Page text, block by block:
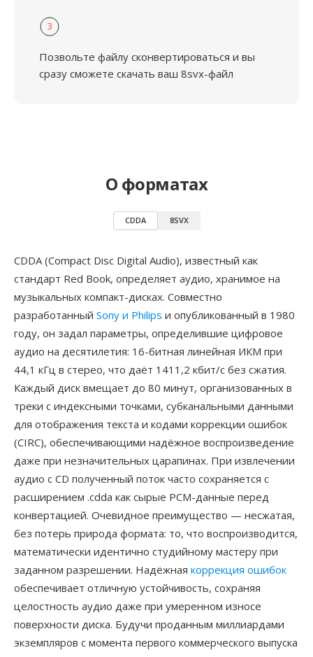
3
Позвольте файлу сконвертироваться и вы
сразу сможете скачать ваш 8svx-файл
О форматах
CDDA 8SVX
CDDA (Compact Disc Digital Audio), известный как
стандарт Red Book, определяет аудио, хранимое на
музыкальных компакт-дисках. Совместно
разработанный Sony и Philips и опубликованный в 1980
году, он задал параметры, определившие цифровое
аудио на десятилетия: 16-битная линейная ИКМ при
44,1 кГц в стерео, что даёт 1411,2 кбит/с без сжатия.
Каждый диск вмещает до 80 минут, организованных в
треки с индексными точками, субканальными данными
для отображения текста и кодами коррекции ошибок
(CIRC), обеспечивающими надёжное воспроизведение
даже при незначительных царапинах. При извлечении
аудио с CD полученный поток часто сохраняется с
расширением .cdda как сырые PCM-данные перед
конвертацией. Очевидное преимущество — несжатая,
без потерь природа формата: то, что воспроизводится,
математически идентично студийному мастеру при
заданном разрешении. Надёжная коррекция ошибок
обеспечивает отличную устойчивость, сохраняя
целостность аудио даже при умеренном износе
поверхности диска. Будучи проданным миллиардами
экземпляров с момента первого коммерческого выпуска